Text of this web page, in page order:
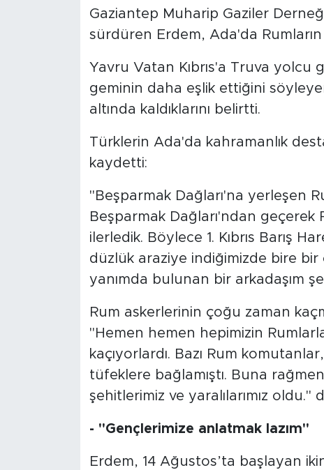
Gaziantep Muharip Gaziler
sürdüren Erdem, Ada'da Rumların
Yavru Vatan Kıbrıs'a Truva yolcu
geminin daha eşlik ettiğini
altında kaldıklarını belirtti.
Türklerin Ada'da kahramanlık
kaydetti:
"Beşparmak Dağları'na yerleşen
Beşparmak Dağları'ndan geçerek
ilerledik. Böylece 1. Kıbrıs Barış
düzlük araziye indiğimizde bire bir
yanımda bulunan bir arkadaşım
Rum askerlerinin çoğu zaman
"Hemen hemen hepimizin
kaçıyorlardı. Bazı Rum
tüfeklere bağlamıştı. Buna
şehitlerimiz ve yaralılarımız oldu."
- "Gençlerimize anlatmak lazım"
Erdem, 14 Ağustos’ta başlayan